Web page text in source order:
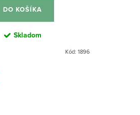
DO KOŠÍKA
Skladom
Kód: 1896